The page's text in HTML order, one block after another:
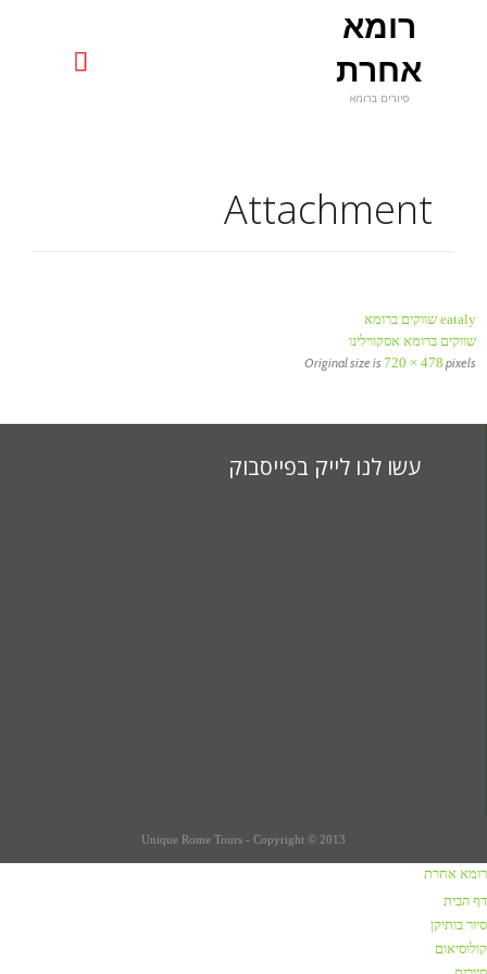
רומא
אחרת
סיורים ברומא

Attachment
eataly שווקים ברומא
שווקים ברומא אסקווילינו
Original size is720 × 478 pixels
עשו לנו לייק בפייסבוק
Unique Rome Tours - Copyright © 2013
רומא אחרת
דף הבית
סיור בותיקן
קולוסיאום